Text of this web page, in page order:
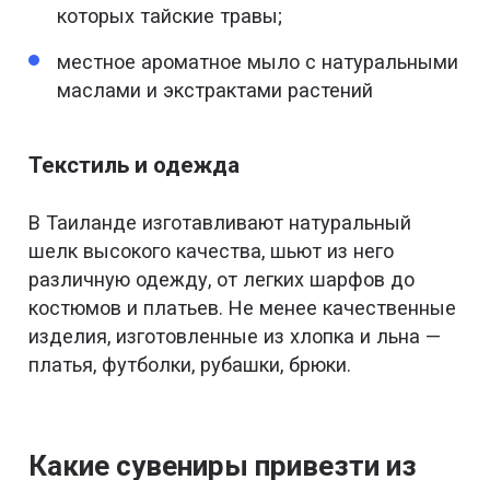
которых тайские травы;
местное ароматное мыло с натуральными
маслами и экстрактами растений
Текстиль и одежда
В Таиланде изготавливают натуральный
шелк высокого качества, шьют из него
различную одежду, от легких шарфов до
костюмов и платьев. Не менее качественные
изделия, изготовленные из хлопка и льна —
платья, футболки, рубашки, брюки.
Какие сувениры привезти из